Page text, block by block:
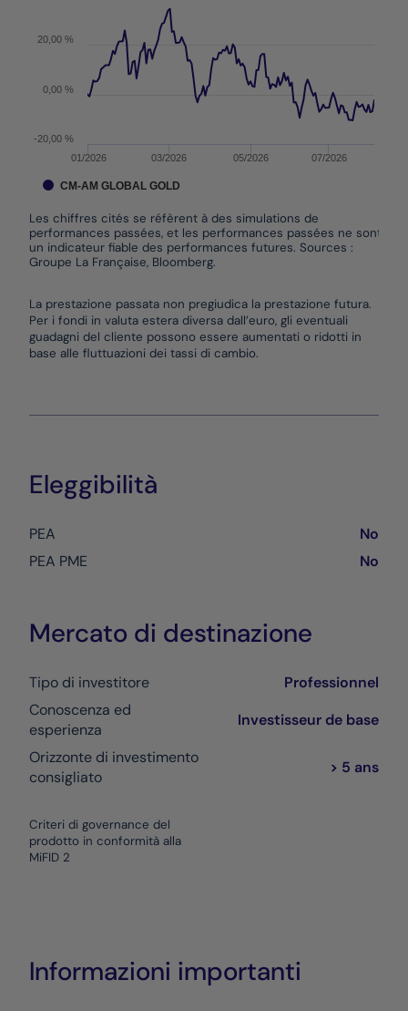
Les chiffres cités se réfèrent à des simulations de
performances passées, et les performances passées ne sont pas
un indicateur fiable des performances futures. Sources :
Groupe La Française, Bloomberg.
01/2026 03/2026 05/2026 07/2026
0,00 %
-20,00 %
20,00 %
CM-AM GLOBAL GOLD
La prestazione passata non pregiudica la prestazione futura.
Per i fondi in valuta estera diversa dall’euro, gli eventuali
guadagni del cliente possono essere aumentati o ridotti in
base alle fluttuazioni dei tassi di cambio.
Eleggibilità
PEA
No
PEA PME
No
Mercato di destinazione
Tipo di investitore
Professionnel
Conoscenza ed
esperienza
Investisseur de base
Orizzonte di investimento
consigliato
> 5 ans
Criteri di governance del
prodotto in conformità alla
MiFID 2
Informazioni importanti